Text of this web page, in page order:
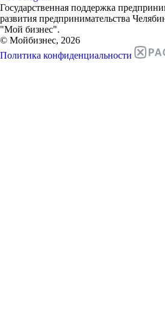
Государственная поддержка
развития предпринимательства
"Мой бизнес".
© Мойбизнес, 2026
Политика конфиденциальности